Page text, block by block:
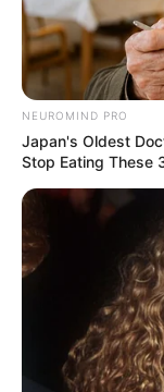
Borboleta Kids
NEUROMIND PRO
Japan's Oldest
Stop Eating These